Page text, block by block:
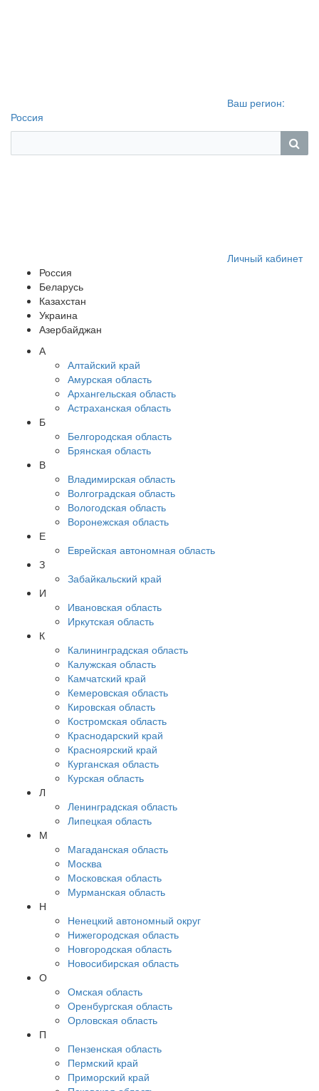
Ваш регион:
Россия
Личный кабинет
Россия
Беларусь
Казахстан
Украина
Азербайджан
А
Алтайский край
Амурская область
Архангельская область
Астраханская область
Б
Белгородская область
Брянская область
В
Владимирская область
Волгоградская область
Вологодская область
Воронежская область
Е
Еврейская автономная область
З
Забайкальский край
И
Ивановская область
Иркутская область
К
Калининградская область
Калужская область
Камчатский край
Кемеровская область
Кировская область
Костромская область
Краснодарский край
Красноярский край
Курганская область
Курская область
Л
Ленинградская область
Липецкая область
М
Магаданская область
Москва
Московская область
Мурманская область
Н
Ненецкий автономный округ
Нижегородская область
Новгородская область
Новосибирская область
О
Омская область
Оренбургская область
Орловская область
П
Пензенская область
Пермский край
Приморский край